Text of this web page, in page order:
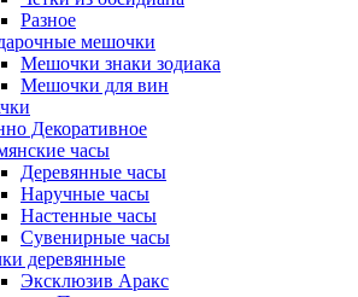
Разное
мешочки
Мешочки знаки зодиака
Мешочки для вин
Декоративное
часы
Деревянные часы
Наручные часы
Настенные часы
Сувенирные часы
деревянные
Эксклюзив Аракс